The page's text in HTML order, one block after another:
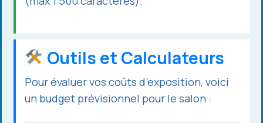
Outils et Calculateurs
Pour évaluer vos coûts d’exposition, voici
un budget prévisionnel pour le salon :